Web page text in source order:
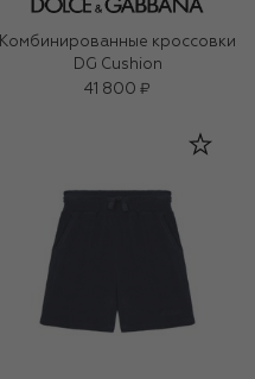
Комбинированные кроссовки
DG Cushion
41 800 ₽